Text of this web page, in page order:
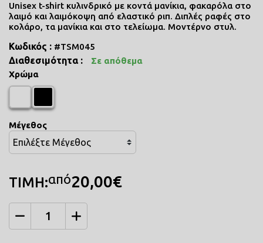
ΚΑΣΕΤΙΝΕΣ
Unisex t-shirt κυλινδρικό με κοντά μανίκια, φακαρόλα στο
λαιμό και λαιμόκοψη από ελαστικό ριπ. Διπλές ραφές στο
κολάρο, τα μανίκια και στο τελείωμα. Μοντέρνο στυλ.
Κωδικός : #TSM045
Διαθεσιμότητα :
Σε απόθεμα
Χρώμα
Μέγεθος
ΤΙΜΗ:από20,00€